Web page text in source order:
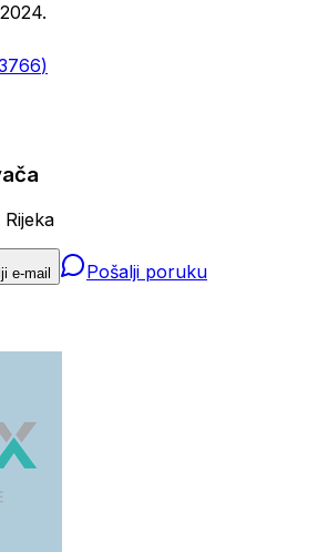
)
e-mail Pošalji poruku